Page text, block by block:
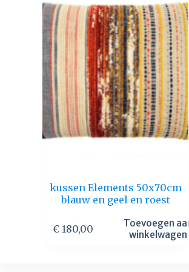
kussen Elements 50x70cm
blauw en geel en roest
€180,00
Toevoegen aan
winkelwagen